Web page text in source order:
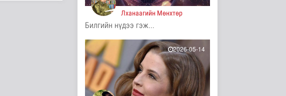
Долоодугаар сард
709.503 зөрчил
бүртгэгджээ
3 цаг 21 минутын өмнө
Мал угаалгын ажил
үргэлжилж байна
Нийгэм
3 цаг 24 минутын өмнө
Лханаагийн Мөнхтөр
Билгийн нүдээ гэж...
2026-05-14